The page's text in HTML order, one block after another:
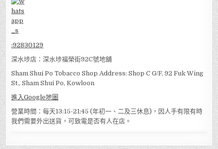
:92830129
深水埗店：深水埗福榮街92C號地舖
Sham Shui Po Tobacco Shop Address: Shop C G/F, 92 Fuk Wing
St., Sham Shui Po, Kowloon
進入Google地圖
營業時間：每天13:15-21:45 (年初一、二及三休息)，因人手有限有時
我們需要外出送貨，可致電是否有人在店。